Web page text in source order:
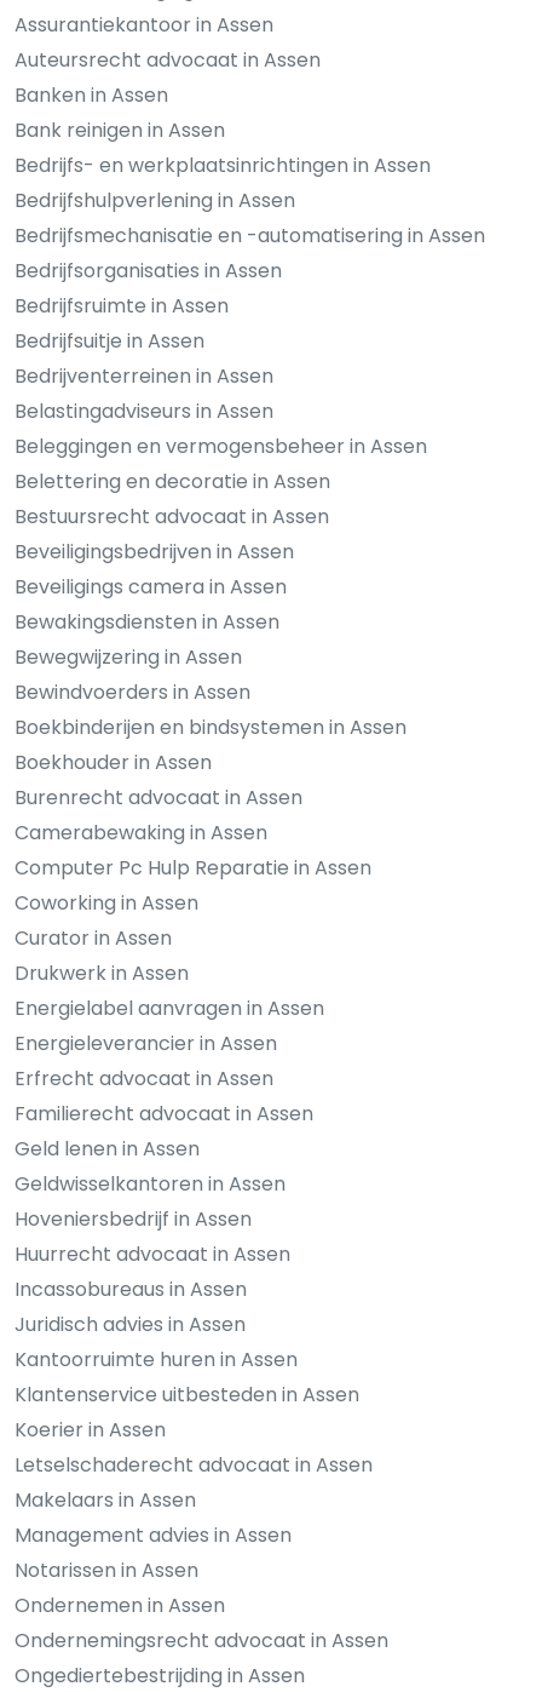
Assurantiekantoor in Assen
Auteursrecht advocaat in Assen
Banken in Assen
Bank reinigen in Assen
Bedrijfs- en werkplaatsinrichtingen in Assen
Bedrijfshulpverlening in Assen
Bedrijfsmechanisatie en -automatisering in Assen
Bedrijfsorganisaties in Assen
Bedrijfsruimte in Assen
Bedrijfsuitje in Assen
Bedrijventerreinen in Assen
Belastingadviseurs in Assen
Beleggingen en vermogensbeheer in Assen
Belettering en decoratie in Assen
Bestuursrecht advocaat in Assen
Beveiligingsbedrijven in Assen
Beveiligings camera in Assen
Bewakingsdiensten in Assen
Bewegwijzering in Assen
Bewindvoerders in Assen
Boekbinderijen en bindsystemen in Assen
Boekhouder in Assen
Burenrecht advocaat in Assen
Camerabewaking in Assen
Computer Pc Hulp Reparatie in Assen
Coworking in Assen
Curator in Assen
Drukwerk in Assen
Energielabel aanvragen in Assen
Energieleverancier in Assen
Erfrecht advocaat in Assen
Familierecht advocaat in Assen
Geld lenen in Assen
Geldwisselkantoren in Assen
Hoveniersbedrijf in Assen
Huurrecht advocaat in Assen
Incassobureaus in Assen
Juridisch advies in Assen
Kantoorruimte huren in Assen
Klantenservice uitbesteden in Assen
Koerier in Assen
Letselschaderecht advocaat in Assen
Makelaars in Assen
Management advies in Assen
Notarissen in Assen
Ondernemen in Assen
Ondernemingsrecht advocaat in Assen
Ongediertebestrijding in Assen